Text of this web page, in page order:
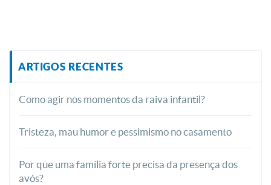
ARTIGOS RECENTES
Como agir nos momentos da raiva infantil?
Tristeza, mau humor e pessimismo no casamento
Por que uma família forte precisa da presença dos
avós?